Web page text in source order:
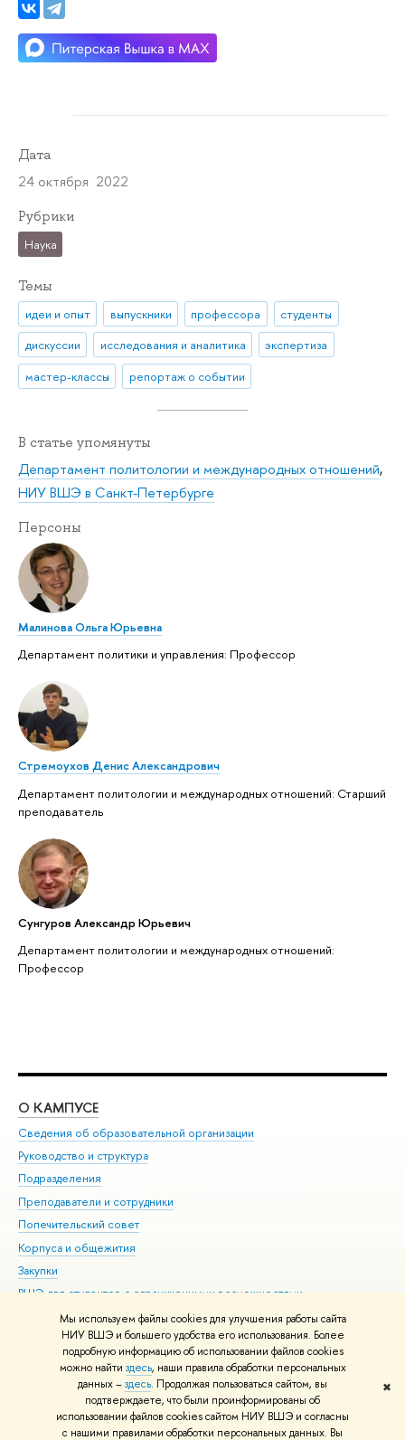
Мы используем файлы cookies для улучшения работы сайта
НИУ ВШЭ и большего удобства его использования. Более
подробную информацию об использовании файлов cookies
можно найти здесь, наши правила обработки персональных
данных –здесь. Продолжая пользоваться сайтом, вы
подтверждаете, что были проинформированы об
использовании файлов cookies сайтом НИУ ВШЭ и согласны
с нашими правилами обработки персональных данных. Вы
✖
Дата
24 октября 2022
Рубрики
Наука
Темы
идеи и опыт выпускники профессора
студенты
дискуссии
исследования и аналитика
экспертиза
мастер-классы
репортаж о событии
В статье упомянуты
Департамент политологии и международных отношений,
НИУ ВШЭ в Санкт-Петербурге
Персоны
Малинова Ольга Юрьевна
Департамент политики и управления: Профессор
Стремоухов Денис Александрович
Департамент политологии и международных отношений: Старший
преподаватель
Сунгуров Александр Юрьевич
Департамент политологии и международных отношений:
Профессор
О КАМПУСЕ
Сведения об образовательной организации
Руководство и структура
Подразделения
Преподаватели и сотрудники
Попечительский совет
Корпуса и общежития
Закупки
ВШЭ для студентов с ограниченными возможностями
здоровья и инвалидностью
Версия для слабовидящих
Единая платежная страница
© НИУ ВШЭ 1993–2026 Адреса и контакты Условия использования
материалов Политика конфиденциальности Карта сайта